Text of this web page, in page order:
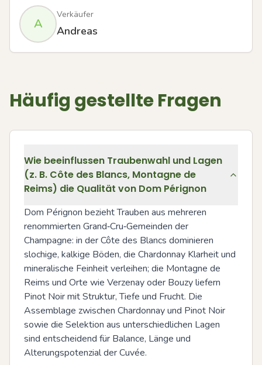
A
Verkäufer
Andreas
Häufig gestellte Fragen
Wie beeinflussen Traubenwahl und Lagen
(z. B. Côte des Blancs, Montagne de
Reims) die Qualität von Dom Pérignon
Dom Pérignon bezieht Trauben aus mehreren
renommierten Grand‑Cru‑Gemeinden der
Champagne: in der Côte des Blancs dominieren
slochige, kalkige Böden, die Chardonnay Klarheit und
mineralische Feinheit verleihen; die Montagne de
Reims und Orte wie Verzenay oder Bouzy liefern
Pinot Noir mit Struktur, Tiefe und Frucht. Die
Assemblage zwischen Chardonnay und Pinot Noir
sowie die Selektion aus unterschiedlichen Lagen
sind entscheidend für Balance, Länge und
Alterungspotenzial der Cuvée.